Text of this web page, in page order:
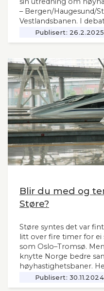
– Bergen/Haugesund/
Vestlandsbanen. I
høyhastighetsbaner i
nytt og oppdatert
tid. Seners utredning
også for andre
Norge og til våre
Publisert: 26.2.2025
Blir du med og
Støre?
Støre syntes det var
litt over fire timer for
som Oslo–Tromsø.
knytte Norge bedre
høyhastighetsbaner.
jernbanemidlene til
Markedet,
Publisert: 30.11.2024